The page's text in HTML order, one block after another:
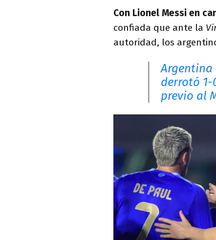
Con Lionel Messi en
confiada que ante la
autoridad, los
Argentina
derrotó 1-
previo al